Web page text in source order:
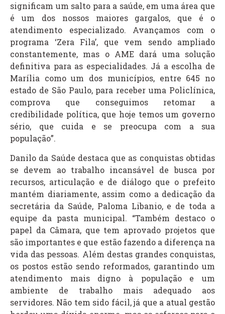
significam um salto para a saúde, em uma área que
é um dos nossos maiores gargalos, que é o
atendimento especializado. Avançamos com o
programa ‘Zera Fila’, que vem sendo ampliado
constantemente, mas o AME dará uma solução
definitiva para as especialidades. Já a escolha de
Marília como um dos municípios, entre 645 no
estado de São Paulo, para receber uma Policlínica,
comprova que conseguimos retomar a
credibilidade política, que hoje temos um governo
sério, que cuida e se preocupa com a sua
população”.
Danilo da Saúde destaca que as conquistas obtidas
se devem ao trabalho incansável de busca por
recursos, articulação e de diálogo que o prefeito
mantém diariamente, assim como a dedicação da
secretária da Saúde, Paloma Libanio, e de toda a
equipe da pasta municipal. “Também destaco o
papel da Câmara, que tem aprovado projetos que
são importantes e que estão fazendo a diferença na
vida das pessoas. Além destas grandes conquistas,
os postos estão sendo reformados, garantindo um
atendimento mais digno à população e um
ambiente de trabalho mais adequado aos
servidores. Não tem sido fácil, já que a atual gestão